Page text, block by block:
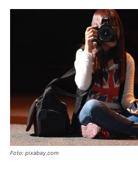
Foto: pixabay.com